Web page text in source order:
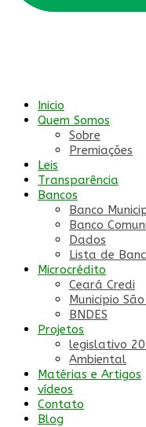
Inicio
Quem Somos
Sobre
Premiações
Leis
Transparência
Bancos
Banco
Banco
Dados
Lista de
Microcrédito
Ceará Credi
Municipio
BNDES
Projetos
legislativo
Ambiental
Matérias e Artigos
vídeos
Contato
Blog